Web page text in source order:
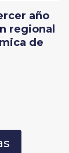
año
regional
de